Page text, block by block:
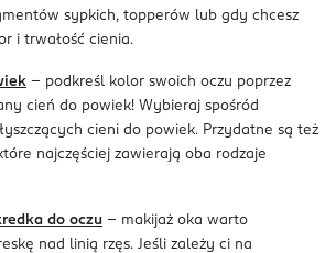
sypkich, topperów lub gdy chcesz
i trwałość cienia.
- podkreśl kolor swoich oczu poprzez
cień do powiek! Wybieraj spośród
cieni do powiek. Przydatne są też
najczęściej zawierają oba rodzaje
do oczu - makijaż oka warto
nad linią rzęs. Jeśli zależy ci na